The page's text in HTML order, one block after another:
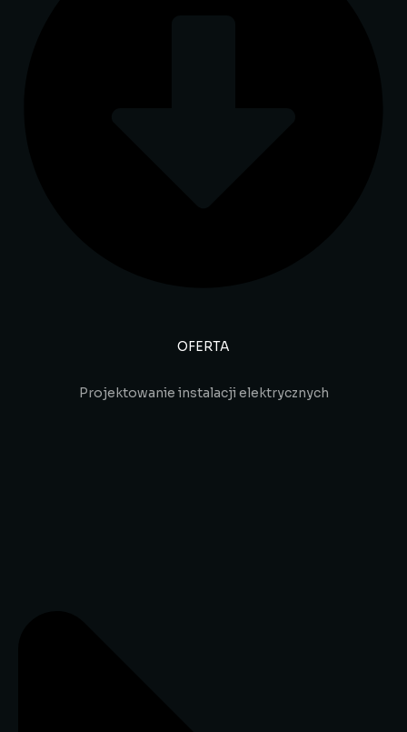
OFERTA
Projektowanie instalacji elektrycznych